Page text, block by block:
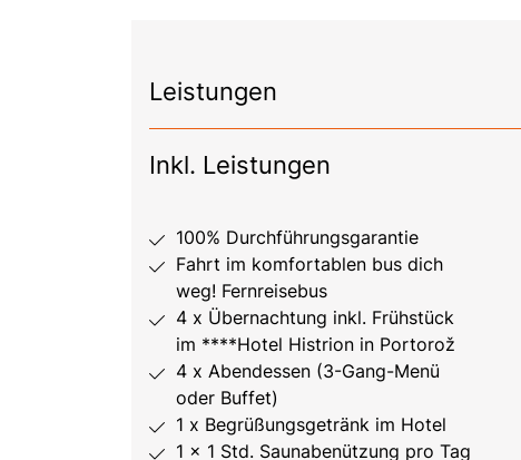
Leistungen
Inkl. Leistungen
100% Durchführungsgarantie
Fahrt im komfortablen bus dich
weg! Fernreisebus
4 x Übernachtung inkl. Frühstück
im ****Hotel Histrion in Portorož
4 x Abendessen (3-Gang-Menü
oder Buffet)
1 x Begrüßungsgetränk im Hotel
1 x 1 Std. Saunabenützung pro Tag